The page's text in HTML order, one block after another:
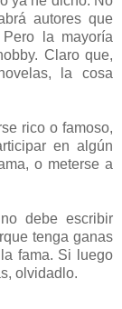
autores que
la mayoría
Claro que,
la cosa
rico o famoso,
en algún
o meterse a
debe escribir
tenga ganas
fama. Si luego
olvidadlo.